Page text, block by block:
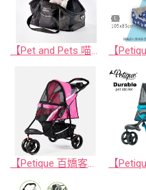
【Pet and Pets 喵旺家族】雙斜包外出提袋
【Petique 百嬌客】Revo寵物推車 星亮粉/銀河灰